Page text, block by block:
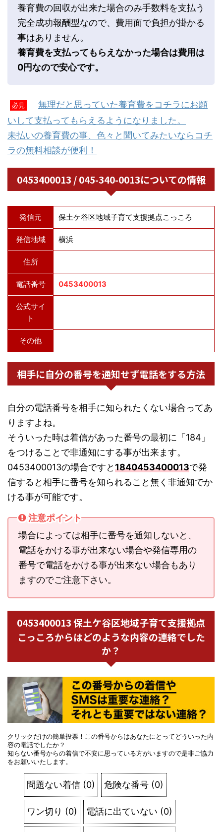
養育費の回収が出来た場合のみ手数料を支払う
完全成功報酬型なので、費用面で負担が掛かる
事はありません。
養育費を支払ってもらえなかった場合は費用は
0円なので安心です。
必見
無理だと思っていた養育費をコチラにお願
いして支払ってもらえるようになりました。
未払いの養育費の事、色々と聞いてみたいならコチ
ラの無料相談が便利！
0453400013 / 045-340-0013についての情報
発信元 保土ケ谷区地域子育て支援拠点こっころ
発信地域 横浜
住所
電話番号 0453400013
公式サイ
ト
その他
相手に自分の番号を通知せず電話をする方法
自分の電話番号を相手に知られたくない場合ってあ
りますよね。
そういった時は着信があった番号の最初に「184」
をつけることで非通知にする事が出来ます。
0453400013の場合ですと1840453400013で発
信すると相手に番号を知られること無く非通知でか
ける事が可能です。
注意ポイント
場合によっては相手に番号を通知しないと、
電話をかける事が出来ない場合や発信専用の
番号で電話をかける事が出来ない場合もあり
ますのでご注意下さい。
0453400013 保土ケ谷区地域子育て支援拠点
こっころからはどのような内容の連絡でした
か？
クリックだけの簡単投票！この番号からはあなたにとってどういった内
容の電話でしたか？
知らない番号からの着信で不安に思っている方がいますので是非ご協力
をお願いいたします。
問題ない着信 (0) 危険な番号 (0)
ワン切り (0) 電話に出ていない (0)